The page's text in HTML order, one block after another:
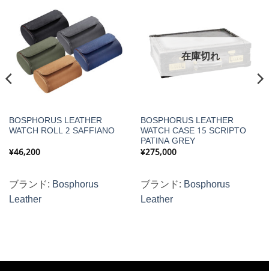
BOSPHORUS LEATHER
WATCH ROLL 2 SAFFIANO
¥46,200
ブランド: Bosphorus
Leather
在庫切れ
BOSPHORUS LEATHER
WATCH CASE 15 SCRIPTO
PATINA GREY
¥275,000
ブランド: Bosphorus
Leather